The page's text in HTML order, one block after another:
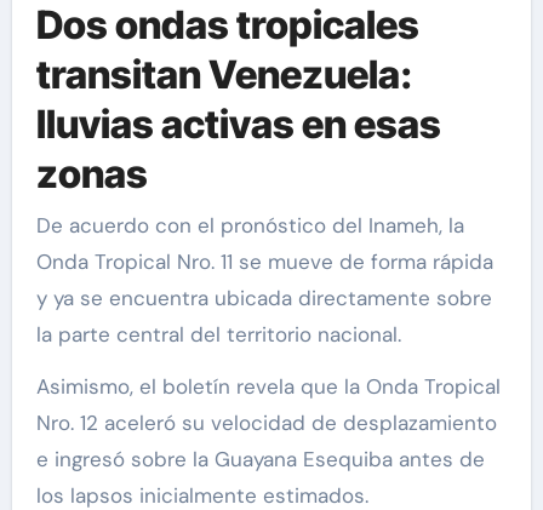
Dos ondas tropicales
transitan Venezuela:
lluvias activas en esas
zonas
De acuerdo con el pronóstico del Inameh, la
Onda Tropical Nro. 11 se mueve de forma rápida
y ya se encuentra ubicada directamente sobre
la parte central del territorio nacional.
Asimismo, el boletín revela que la Onda Tropical
Nro. 12 aceleró su velocidad de desplazamiento
e ingresó sobre la Guayana Esequiba antes de
los lapsos inicialmente estimados.